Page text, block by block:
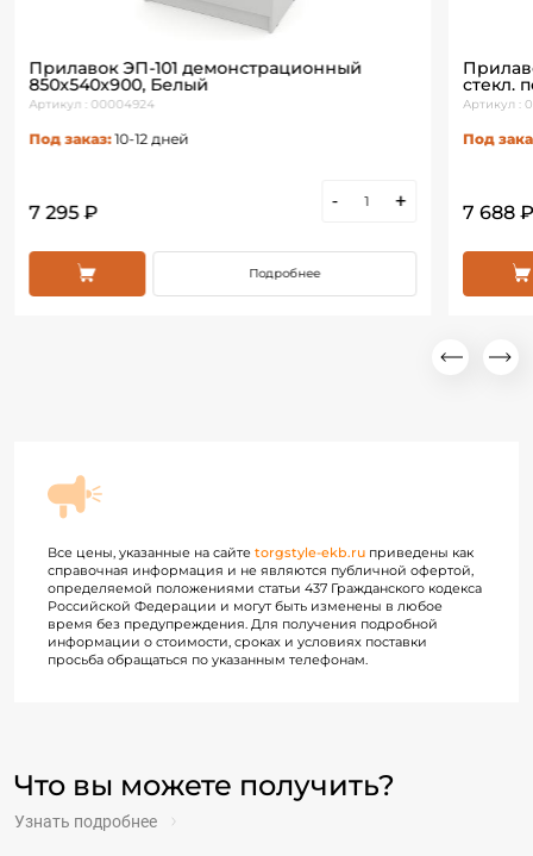
Прилавок ЭП-101 демонстрационный
850х540х900, Белый
Артикул : 00004924
Под заказ: 10-12 дней
7 295 ₽
- +
Подробнее
стекл.
Артикул :
Под
7 688
Все цены, указанные на сайте torgstyle-ekb.ru приведены как
справочная информация и не являются публичной офертой,
определяемой положениями статьи 437 Гражданского кодекса
Российской Федерации и могут быть изменены в любое
время без предупреждения. Для получения подробной
информации о стоимости, сроках и условиях поставки
просьба обращаться по указанным телефонам.
Что вы можете получить?
Узнать подробнее